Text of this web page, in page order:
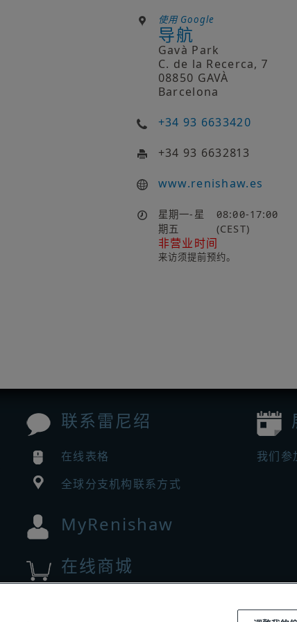
使用 Google
导航
Gavà Park
C. de la Recerca, 7
08850 GAVÀ
Barcelona
+34 93 6633420
+34 93 6632813
www.renishaw.es
星期一-星
期五
08:00-17:00
(CEST)
非营业时间
来访须提前预约。
联系雷尼绍
在线表格
全球分支机构联系方式
MyRenishaw
在线商城
我们参